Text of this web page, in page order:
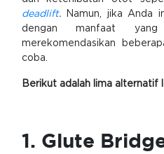
deadlift.Namun, jika Anda
dengan manfaat
merekomendasikan
coba.
Berikut adalah lima alternatif
1. Glute